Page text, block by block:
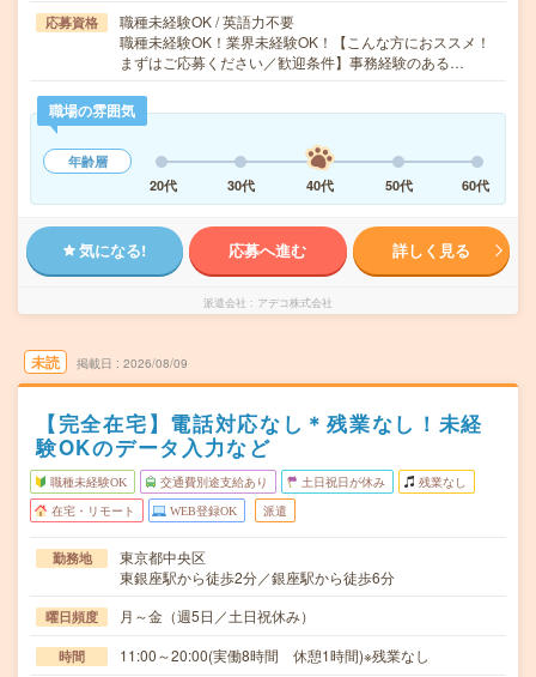
応募資格
職種未経験OK / 英語力不要
職種未経験OK！業界未経験OK！【こんな方におススメ！
まずはご応募ください／歓迎条件】事務経験のある…
職場の雰囲気
年齢層
20代
30代 40代 50代 60代
気になる! 応募へ進む 詳しく見る
派遣会社 アデコ株式会社
未読 掲載日 2026/08/09
【完全在宅】電話対応なし＊残業なし！未経
験OKのデータ入力など
職種未経験OK 交通費別途支給あり 土日祝日が休み 残業なし
在宅・リモート WEB登録OK 派遣
勤務地
東京都中央区
東銀座駅から徒歩2分／銀座駅から徒歩6分
曜日頻度 月～金（週5日／土日祝休み）
時間 11:00～20:00(実働8時間 休憩1時間)※残業なし